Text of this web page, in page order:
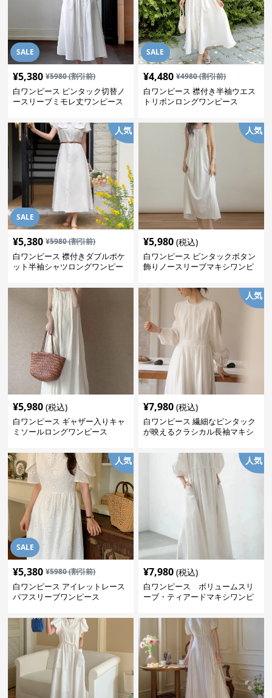
SALE
¥5,380 ¥5980(割引前)
白ワンピース ピンタック切替ノ
ースリーブミモレ丈ワンピース
SALE
¥4,480 ¥4980(割引前)
白ワンピース 襟付き半袖ウエス
トリボンロングワンピース
SALE
人気
¥5,380 ¥5980(割引前)
白ワンピース 襟付きダブルポケ
ット半袖シャツロングワンピー
人気
¥5,980 (税込)
白ワンピース ピンタックボタン
飾りノースリーブマキシワンピ
¥5,980 (税込)
白ワンピース ギャザー入りキャ
ミソールロングワンピース
人気
¥7,980 (税込)
白ワンピース 繊細なピンタック
が映えるクラシカル長袖マキシ
SALE
人気
¥5,380 ¥5980(割引前)
白ワンピース アイレットレース
パフスリーブワンピース
人気
¥7,980 (税込)
白ワンピース ボリュームスリ
ーブ・ティアードマキシワンピ